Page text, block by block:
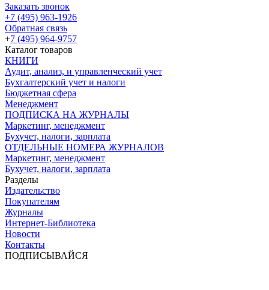
Заказать звонок
+7 (495) 963-1926
Обратная связь
+7 (495) 964-9757
Каталог товаров
КНИГИ
Аудит, анализ, и управленческий учет
Бухгалтерский учет и налоги
Бюджетная сфера
Менеджмент
ПОДПИСКА НА ЖУРНАЛЫ
Маркетинг, менеджмент
Бухучет, налоги, зарплата
ОТДЕЛЬНЫЕ НОМЕРА ЖУРНАЛОВ
Маркетинг, менеджмент
Бухучет, налоги, зарплата
Разделы
Издательство
Покупателям
Журналы
Интернет-Библиотека
Новости
Контакты
ПОДПИСЫВАЙСЯ